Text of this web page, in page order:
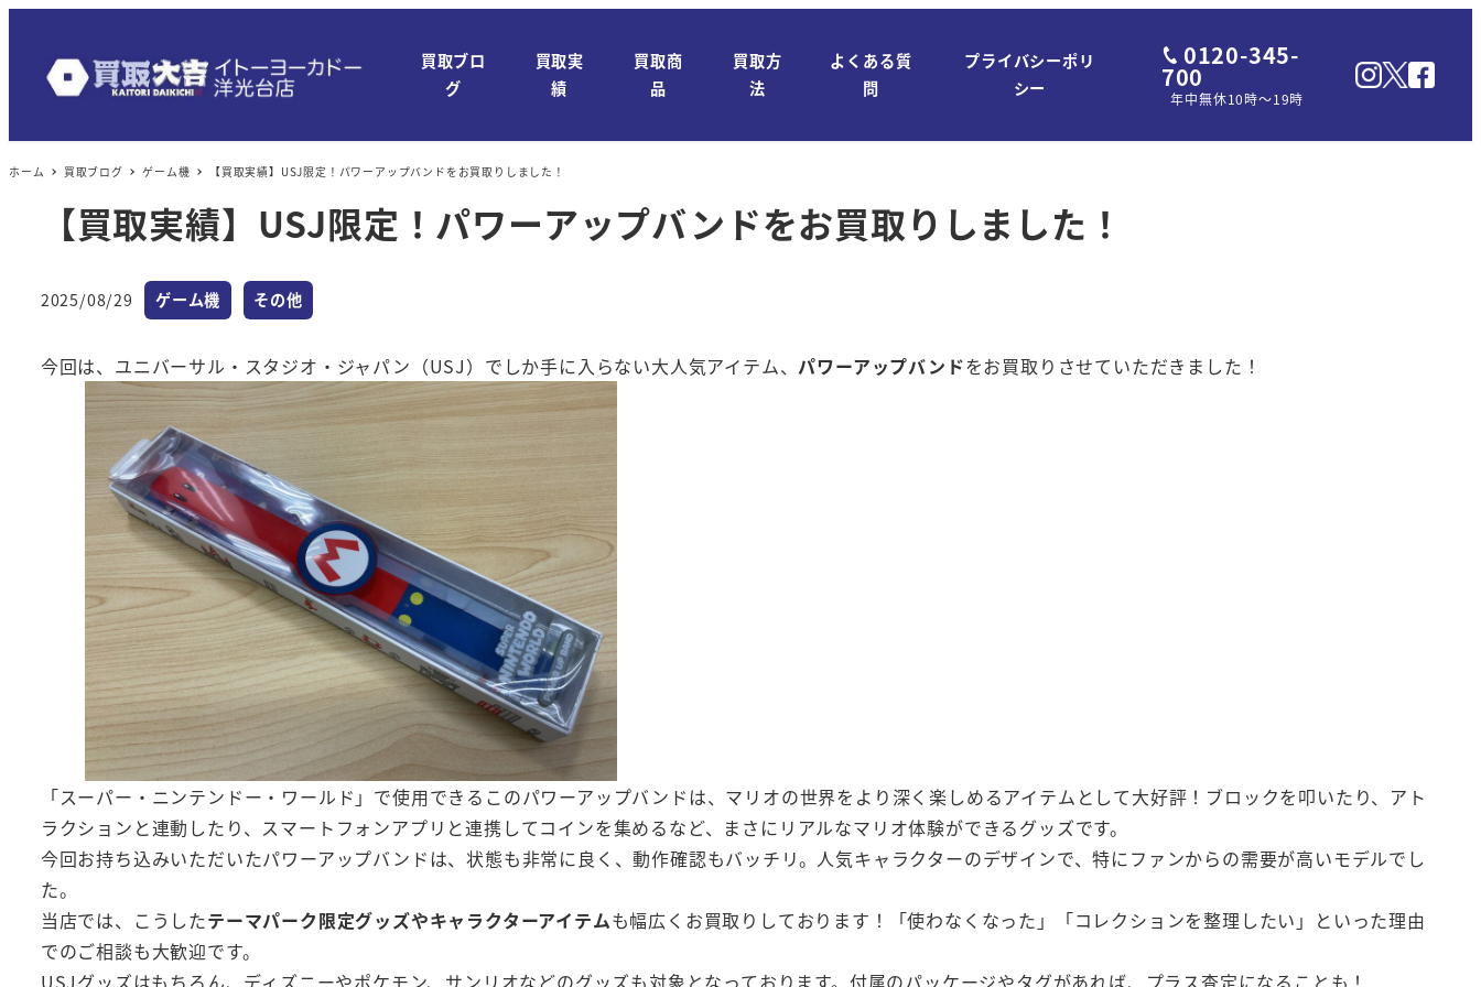
ン
テ
買取ブロ
グ
買取実
績
買取商
品
買取方
法
よくある質
問
プライバシーポリ
シー
0120-345-
700
年中無休10時～19時
ホーム 買取ブログ ゲーム機 【買取実績】USJ限定！パワーアップバンドをお買取りしました！
【買取実績】USJ限定！パワーアップバンドをお買取りしました！
投稿日
2025/08/29 カテゴリー
ゲーム機 カテゴリー
その他
今回は、ユニバーサル・スタジオ・ジャパン（USJ）でしか手に入らない大人気アイテム、パワーアップバンドをお買取りさせていただきました！
「スーパー・ニンテンドー・ワールド」で使用できるこのパワーアップバンドは、マリオの世界をより深く楽しめるアイテムとして大好評！ブロックを叩いたり、アト
ラクションと連動したり、スマートフォンアプリと連携してコインを集めるなど、まさにリアルなマリオ体験ができるグッズです。
今回お持ち込みいただいたパワーアップバンドは、状態も非常に良く、動作確認もバッチリ。人気キャラクターのデザインで、特にファンからの需要が高いモデルでし
た。
当店では、こうしたテーマパーク限定グッズやキャラクターアイテムも幅広くお買取りしております！「使わなくなった」「コレクションを整理したい」といった理由
でのご相談も大歓迎です。
USJグッズはもちろん、ディズニーやポケモン、サンリオなどのグッズも対象となっております。付属のパッケージやタグがあれば、プラス査定になることも！